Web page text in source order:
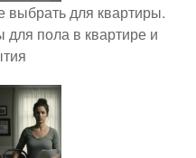
выбрать для квартиры.
пола в квартире и